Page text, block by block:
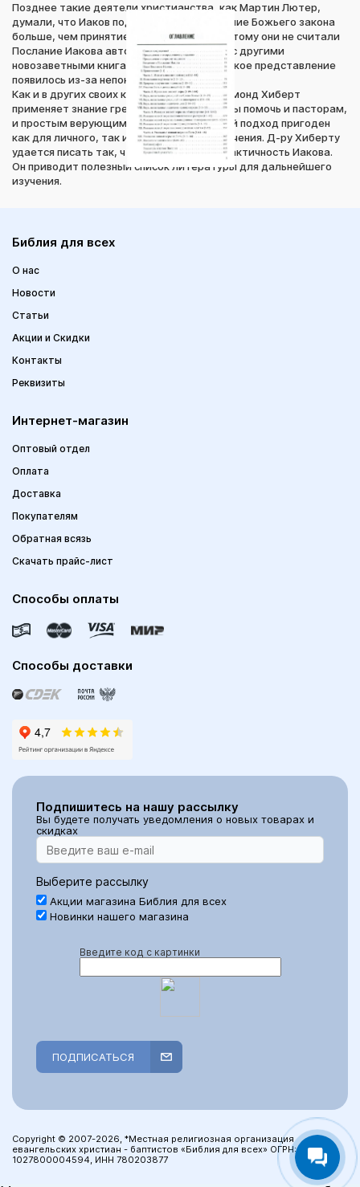
Позднее такие деятели христианства, как Мартин Лютер,
думали, что Иаков подчеркивал соблюдение Божьего закона
больше, чем принятие Его благодати. Поэтому они не считали
Послание Иакова авторитетным наравне с другими
новозаветными книгами. К сожалению, такое представление
появилось из-за непонимания.
Как и в других своих комментариях, Д. Эдмонд Хиберт
применяет знание греческого языка, чтобы помочь и пасторам,
и простым верующим. Его экспозиционный подход пригоден
как для личного, так и для публичного изучения. Д-ру Хиберту
удается писать так, что это отражает практичность Иакова.
Он приводит полезный список литературы для дальнейшего
изучения.
Библия для всех
О нас
Новости
Статьи
Акции и Скидки
Контакты
Реквизиты
Интернет-магазин
Оптовый отдел
Оплата
Доставка
Покупателям
Обратная всязь
Скачать прайс-лист
Способы оплаты
Способы доставки
Подпишитесь на нашу рассылку
Вы будете получать уведомления о новых товарах и
скидках
Выберите рассылку
Акции магазина Библия для всех
Новинки нашего магазина
Введите код с картинки
ПОДПИСАТЬСЯ
Copyright © 2007-2026, *Местная религиозная организация
евангельских христиан - баптистов «Библия для всех» ОГРН:
1027800004594, ИНН 780203877